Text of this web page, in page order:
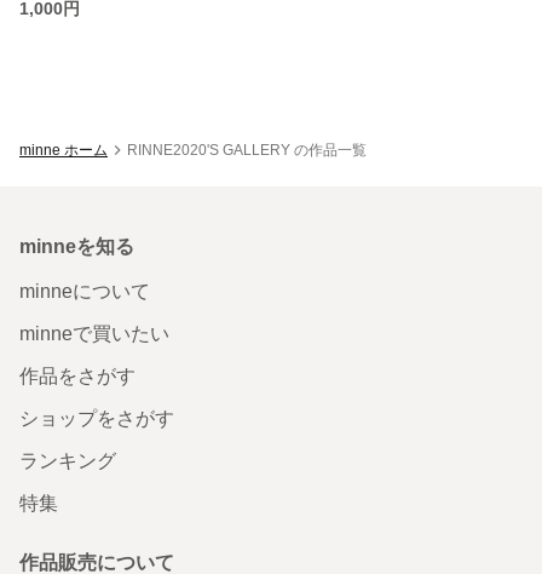
1,000円
minne ホーム RINNE2020'S GALLERY の作品一覧
minneを知る
minneについて
minneで買いたい
作品をさがす
ショップをさがす
ランキング
特集
作品販売について